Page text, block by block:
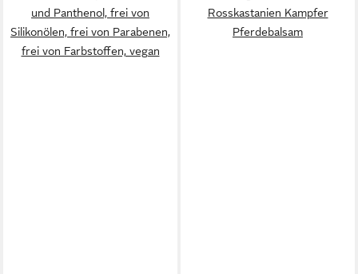
und Panthenol, frei von
Silikonölen, frei von Parabenen,
frei von Farbstoffen, vegan
Rosskastanien Kampfer
Pferdebalsam